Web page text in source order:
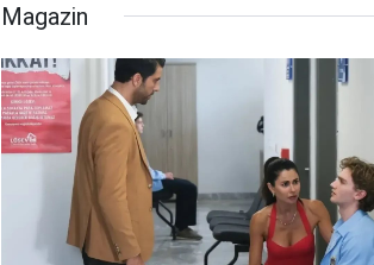
Magazin